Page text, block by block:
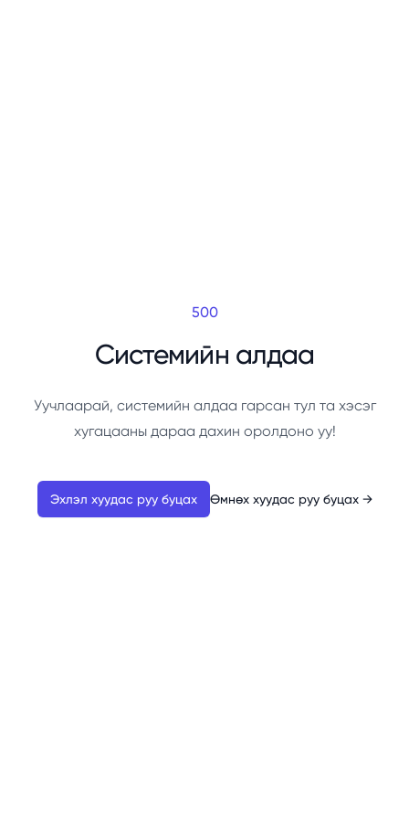
500
Системийн алдаа
Уучлаарай, системийн алдаа гарсан тул та хэсэг
хугацааны дараа дахин оролдоно уу!
Эхлэл хуудас руу буцах Өмнөх хуудас руу буцах →